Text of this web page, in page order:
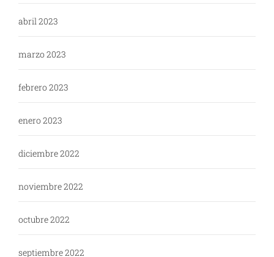
abril 2023
marzo 2023
febrero 2023
enero 2023
diciembre 2022
noviembre 2022
octubre 2022
septiembre 2022